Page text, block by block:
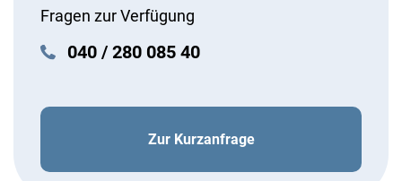
Fragen zur Verfügung
040 / 280 085 40
Zur Kurzanfrage